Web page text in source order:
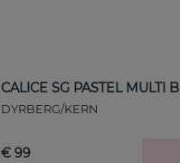
CALICE SG PASTEL MULTI
DYRBERG/KERN
€ 99